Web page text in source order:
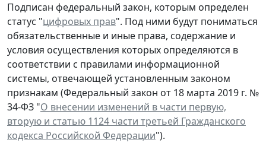
Подписан федеральный закон, которым определен
статус "цифровых прав". Под ними будут пониматься
обязательственные и иные права, содержание и
условия осуществления которых определяются в
соответствии с правилами информационной
системы, отвечающей установленным законом
признакам (Федеральный закон от 18 марта 2019 г. №
34-ФЗ "О внесении изменений в части первую,
вторую и статью 1124 части третьей Гражданского
кодекса Российской Федерации").